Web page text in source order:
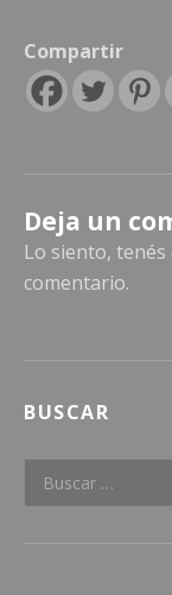
Compartir
Deja un
Lo siento,
comentario.
BUSCAR
Buscar:
Social